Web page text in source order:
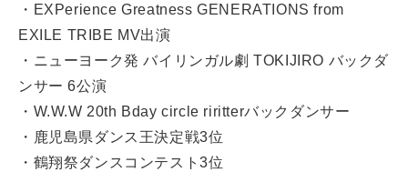
・EXPerience Greatness GENERATIONS from
EXILE TRIBE MV出演
・ニューヨーク発 バイリンガル劇 TOKIJIRO バックダ
ンサー 6公演
・W.W.W 20th Bday circle riritterバックダンサー
・鹿児島県ダンス王決定戦3位
・鶴翔祭ダンスコンテスト3位